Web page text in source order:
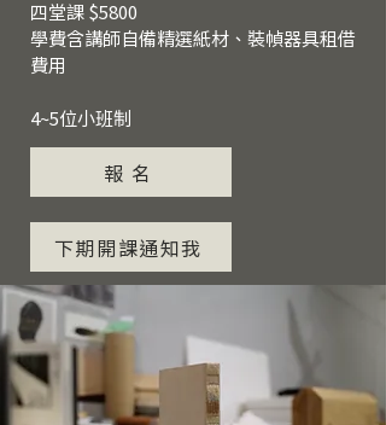
​四堂課 $5800
學費含講師自備精選紙材、裝幀器具租借
費用
4~5位小班制
報 名
下期開課通知我